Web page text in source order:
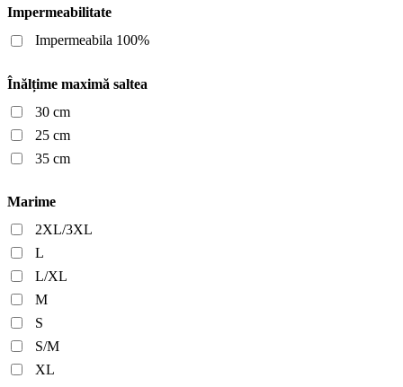
Impermeabilitate
Impermeabila 100%
Înălțime maximă saltea
30 cm
25 cm
35 cm
Marime
2XL/3XL
L
L/XL
M
S
S/M
XL